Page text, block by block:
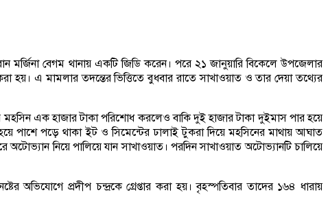
বেগম থানায় একটি জিডি করেন। পরে ২১ জানুয়ারি বিকেলে উপজেলার
হয়। এ মামলার তদন্তের ভিত্তিতে বুধবার রাতে সাখাওয়াত ও তার দেয়া তথ্যের
এক হাজার টাকা পরিশোধ করলেও বাকি দুই হাজার টাকা দুইমাস পার হয়ে
পাশে পড়ে থাকা ইট ও সিমেন্টের ঢালাই টুকরা দিয়ে মহসিনের মাথায় আঘাত
নিয়ে পালিয়ে যান সাখাওয়াত। পরদিন সাখাওয়াত অটোভ্যানটি চালিয়ে
প্রদীপ চন্দ্রকে গ্রেপ্তার করা হয়। বৃহস্পতিবার তাদের ১৬৪ ধারায়